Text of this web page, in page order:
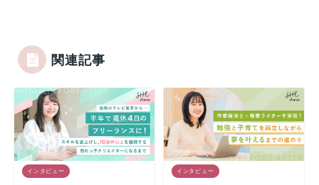
関連記事
インタビュー インタビュー